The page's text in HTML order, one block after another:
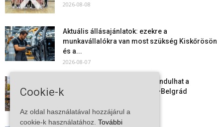
2026-08-08
Aktuális állásajánlatok: ezekre a
munkavállalókra van most szükség Kiskőrösön
és a...
2026-08-07
Vitézy Dávid: már ősszel újraindulhat a
személyszállítás a Budapest–Belgrád
2026-08-06
Cookie-k
Az oldal használatával hozzájárul a
cookie-k használatához. További